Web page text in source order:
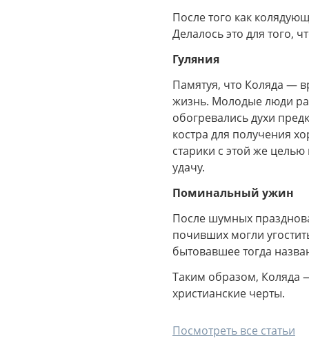
После того как
Делалось это для того,
Гуляния
Памятуя, что Коляда —
жизнь. Молодые люди
обогревались духи
костра для получения
старики с этой же
удачу.
Поминальный ужин
После шумных
почивших могли
бытовавшее тогда
Таким образом, Коляда
христианские черты.
Посмотреть все статьи